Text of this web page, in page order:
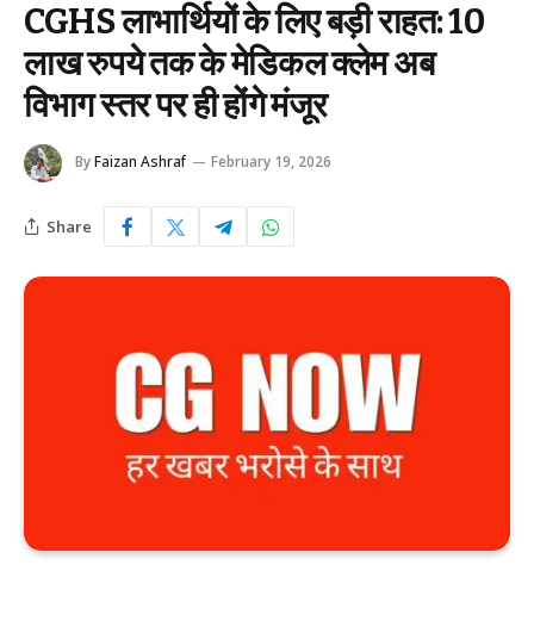
CGHS लाभार्थियों के लिए बड़ी राहत: 10
लाख रुपये तक के मेडिकल क्लेम अब
विभाग स्तर पर ही होंगे मंजूर
ByFaizan Ashraf February 19, 2026
Share